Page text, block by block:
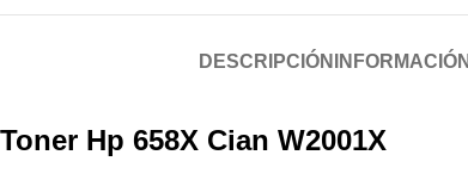
DESCRIPCIÓN
Toner Hp 658X Cian W2001X